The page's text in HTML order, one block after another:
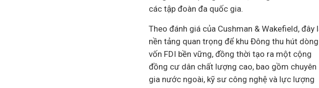
các tập đoàn đa quốc gia.
Theo đánh giá của Cushman & Wakefield, đây
nền tảng quan trọng để khu Đông thu hút dòng
vốn FDI bền vững, đồng thời tạo ra một cộng
đồng cư dân chất lượng cao, bao gồm chuyên
gia nước ngoài, kỹ sư công nghệ và lực lượng